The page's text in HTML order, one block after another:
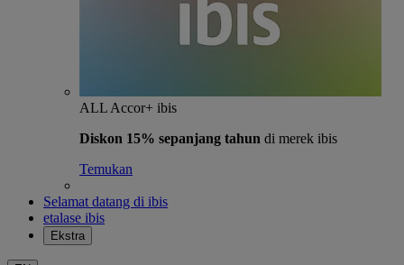
ALL Accor+ ibis
Diskon 15% sepanjang tahun di merek ibis
Temukan
Selamat datang di ibis
etalase ibis
Ekstra